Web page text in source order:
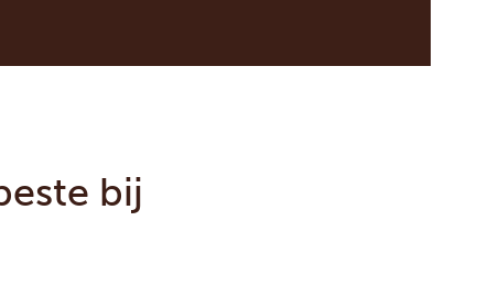
bij